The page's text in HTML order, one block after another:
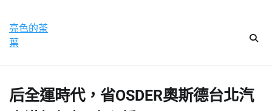
content
亮色的茶
葉
后全運時代，省OSDER奧斯德台北汽